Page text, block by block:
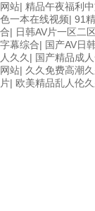
网站| 精品午夜福利
色一本在线视频| 91
合| 日韩AV片一区二
字幕综合| 国产AV日
人久久 | 国产精品成
网站| 久久免费高潮
片| 欧美精品乱人伦久